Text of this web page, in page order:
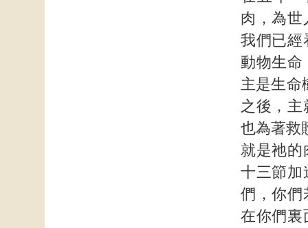
肉，為世
我們已經
動物生命
主是生命
之後，
也為著救
就是祂的
十三節加
們，你們
在你們裏